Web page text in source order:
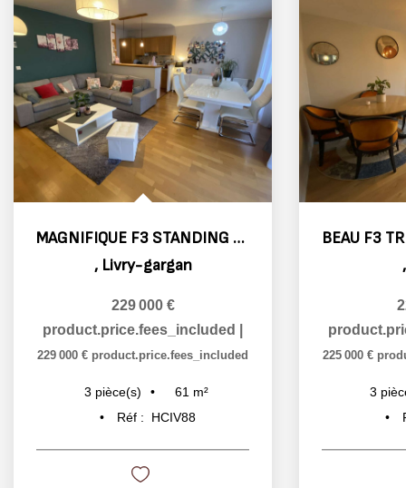
MAGNIFIQUE F3 STANDING TRAVERSANT LIVRY-GARGAN LIBERATION SA
, Livry-gargan
229 000 €
product.price.fees_included
229 000 € product.price.fees_included
3 pièce(s) 61 m²
Réf :
HCIV88
225 000 €
3